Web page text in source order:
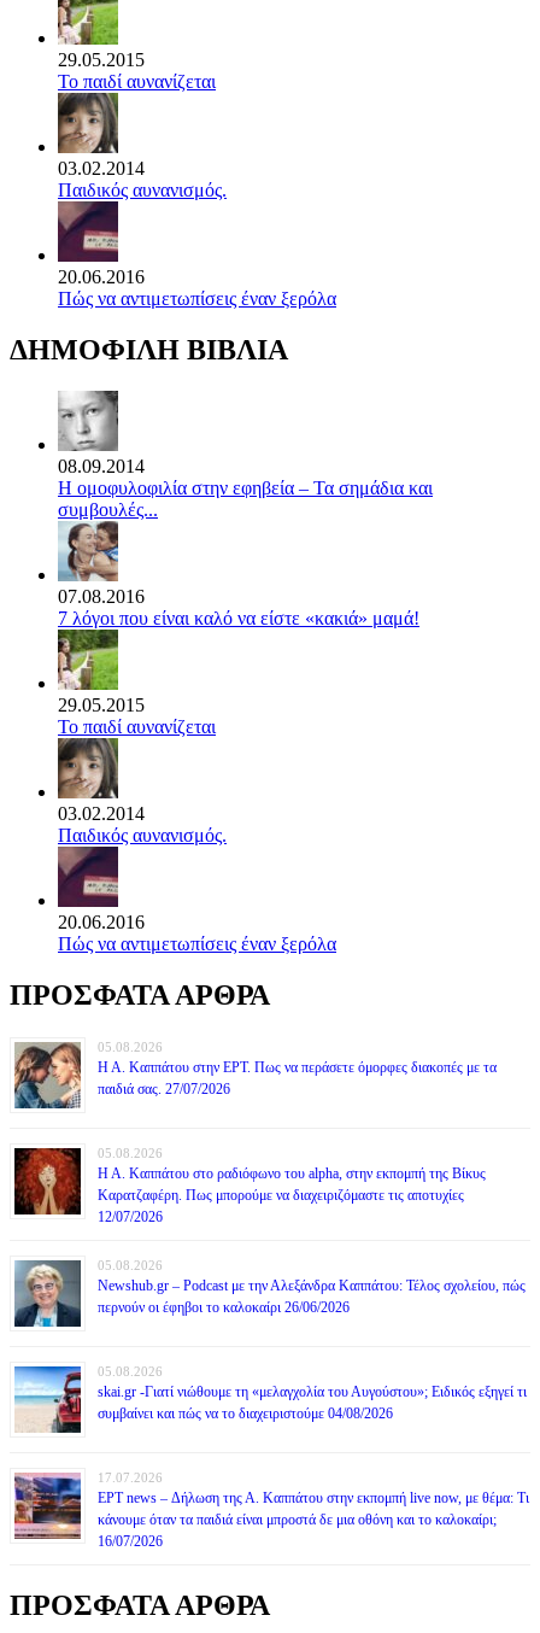
29.05.2015
Το παιδί αυνανίζεται
03.02.2014
Παιδικός αυνανισμός.
20.06.2016
Πώς να αντιμετωπίσεις έναν ξερόλα
ΔΗΜΟΦΙΛΗ ΒΙΒΛΙΑ
08.09.2014
Η ομοφυλοφιλία στην εφηβεία – Τα σημάδια και
συμβουλές...
07.08.2016
7 λόγοι που είναι καλό να είστε «κακιά» μαμά!
29.05.2015
Το παιδί αυνανίζεται
03.02.2014
Παιδικός αυνανισμός.
20.06.2016
Πώς να αντιμετωπίσεις έναν ξερόλα
ΠΡΟΣΦΑΤΑ ΑΡΘΡΑ
05.08.2026
Η Α. Καππάτου στην ΕΡΤ. Πως να περάσετε όμορφες διακοπές με τα
παιδιά σας. 27/07/2026
05.08.2026
Η Α. Καππάτου στο ραδιόφωνο του alpha, στην εκπομπή της Βίκυς
Καρατζαφέρη. Πως μπορούμε να διαχειριζόμαστε τις αποτυχίες
12/07/2026
05.08.2026
Newshub.gr – Podcast με την Αλεξάνδρα Καππάτου: Τέλος σχολείου, πώς
περνούν οι έφηβοι το καλοκαίρι 26/06/2026
05.08.2026
skai.gr -Γιατί νιώθουμε τη «μελαγχολία του Αυγούστου»; Ειδικός εξηγεί τι
συμβαίνει και πώς να το διαχειριστούμε 04/08/2026
17.07.2026
ΕΡΤ news – Δήλωση της Α. Καππάτου στην εκπομπή live now, με θέμα: Τι
κάνουμε όταν τα παιδιά είναι μπροστά δε μια οθόνη και το καλοκαίρι;
16/07/2026
ΠΡΟΣΦΑΤΑ ΑΡΘΡΑ